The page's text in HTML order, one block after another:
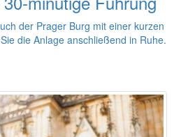
der Prager Burg mit einer kurzen
die Anlage anschließend in Ruhe.